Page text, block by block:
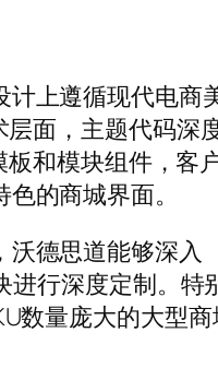
上遵循现代电商
面，主题代码深
和模块组件，客
的商城界面。
德思道能够深入
行深度定制。特
数量庞大的大型